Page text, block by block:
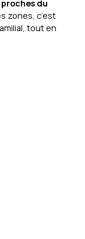
proches du
zones, c’est
tout en